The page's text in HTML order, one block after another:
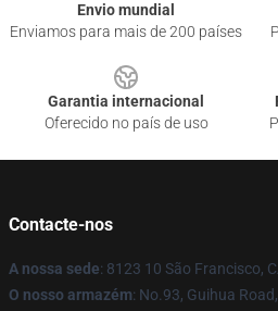
Envio mundial
Enviamos para mais de 200 países
Garantia internacional
Oferecido no país de uso
Contacte-nos
A nossa sede: 8123 10 São Francisco,
O nosso armazém: No.93, Guihua